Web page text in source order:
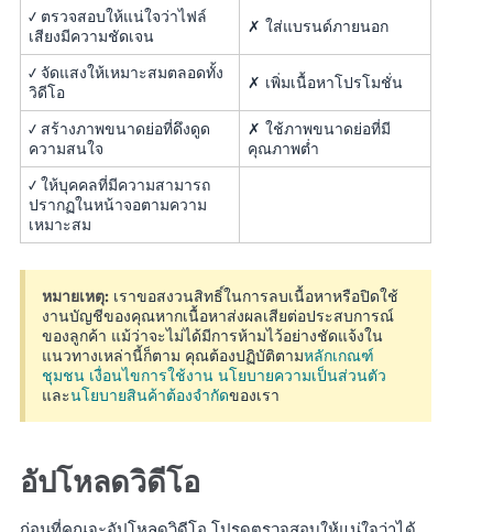
✓ ตรวจสอบให้แน่ใจว่าไฟล์
เสียงมีความชัดเจน
✗ ใส่แบรนด์ภายนอก
✓ จัดแสงให้เหมาะสมตลอดทั้ง
วิดีโอ
✗ เพิ่มเนื้อหาโปรโมชั่น
✓ สร้างภาพขนาดย่อที่ดึงดูด
ความสนใจ
✗ ใช้ภาพขนาดย่อที่มี
คุณภาพต่ำ
✓ ให้บุคคลที่มีความสามารถ
ปรากฏในหน้าจอตามความ
เหมาะสม
หมายเหตุ: เราขอสงวนสิทธิ์ในการลบเนื้อหาหรือปิดใช้
งานบัญชีของคุณหากเนื้อหาส่งผลเสียต่อประสบการณ์
ของลูกค้า แม้ว่าจะไม่ได้มีการห้ามไว้อย่างชัดแจ้งใน
แนวทางเหล่านี้ก็ตาม คุณต้องปฏิบัติตามหลักเกณฑ์
ชุมชน เงื่อนไขการใช้งาน นโยบายความเป็นส่วนตัว
และนโยบายสินค้าต้องจำกัดของเรา
อัปโหลดวิดีโอ